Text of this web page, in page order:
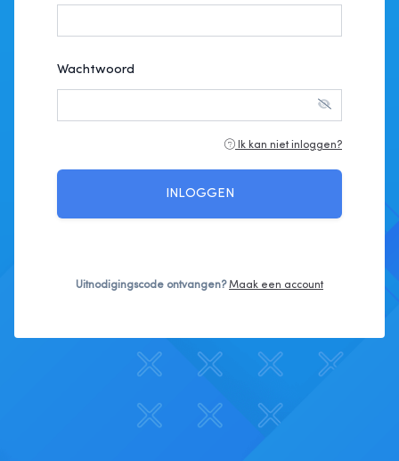
Wachtwoord
Ik kan niet inloggen?
INLOGGEN
Uitnodigingscode ontvangen? Maak een account